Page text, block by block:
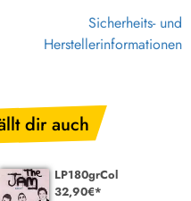
Sicherheits- und
Herstellerinformationen
dir auch
LP180grCol
32,90€*